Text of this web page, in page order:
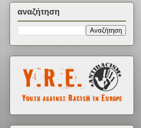
αναζήτηση